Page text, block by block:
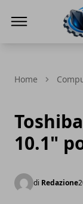
Home
10.1"
di Redazione